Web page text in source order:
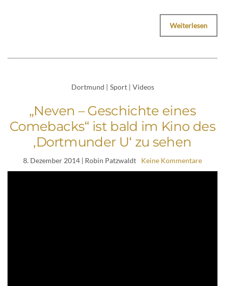
Weiterlesen
Dortmund | Sport | Videos
„Neven – Geschichte eines
Comebacks“ ist bald im Kino des
‚Dortmunder U‘ zu sehen
8. Dezember 2014 | Robin Patzwaldt Keine Kommentare